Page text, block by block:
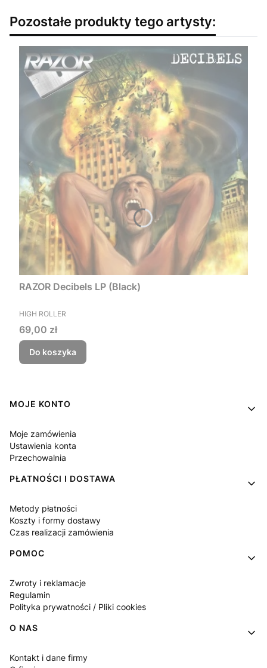
Pozostałe produkty tego artysty:
RAZOR Decibels LP (Black)
PRODUCENT
HIGH ROLLER
Cena
69,00 zł
Do koszyka
Linki w stopce
MOJE KONTO
Moje zamówienia
Ustawienia konta
Przechowalnia
PŁATNOŚCI I DOSTAWA
Metody płatności
Koszty i formy dostawy
Czas realizacji zamówienia
POMOC
Zwroty i reklamacje
Regulamin
Polityka prywatności / Pliki cookies
O NAS
Kontakt i dane firmy